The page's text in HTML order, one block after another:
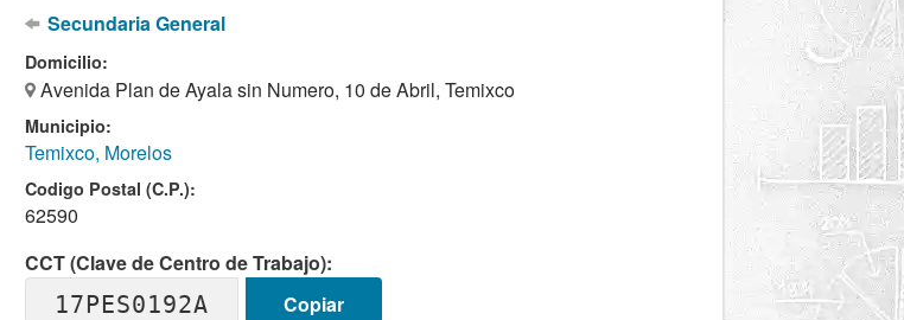
Secundaria General
Domicilio:
Avenida Plan de Ayala sin Numero, 10 de Abril, Temixco
Municipio:
Temixco, Morelos
Codigo Postal (C.P.):
62590
CCT (Clave de Centro de Trabajo):
17PES0192A
Copiar